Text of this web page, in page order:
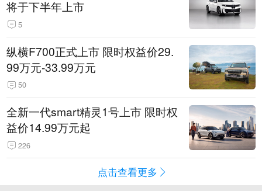
将于下半年上市
5
纵横F700正式上市 限时权益价29.
99万元-33.99万元
50
全新一代smart精灵1号上市 限时权
益价14.99万元起
226
点击查看更多